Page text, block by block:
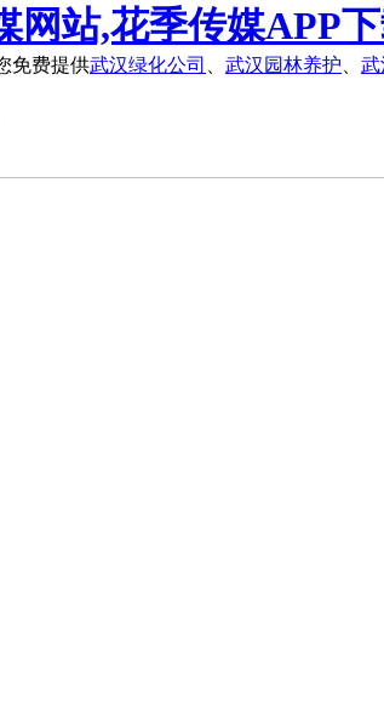
网站,花季传媒APP
免费提供武汉绿化公司 武汉园林养护 武